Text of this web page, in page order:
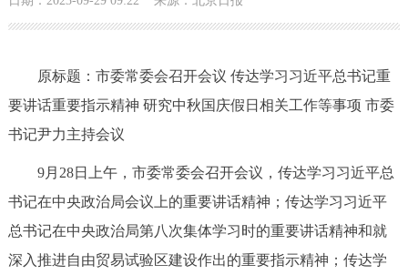
政务公开
市领导 机构职能 政策服务
政策兑现
专题公开
政务服务
原标题：市委常委会召开会议 传达学习习近平总书记重
要讲话重要指示精神 研究中秋国庆假日相关工作等事项 市委
书记尹力主持会议
9月28日上午，市委常委会召开会议，传达学习习近平总
书记在中央政治局会议上的重要讲话精神；传达学习习近平
总书记在中央政治局第八次集体学习时的重要讲话精神和就
深入推进自由贸易试验区建设作出的重要指示精神；传达学